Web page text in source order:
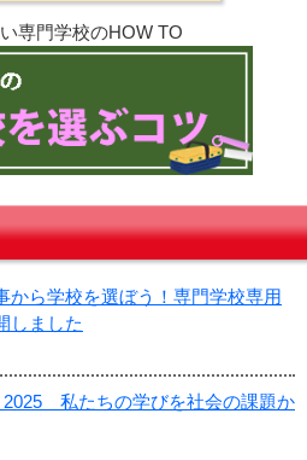
専門学校のHOW TO
から学校を選ぼう！専門学校専用
しました
2025 私たちの学びを社会の課題か